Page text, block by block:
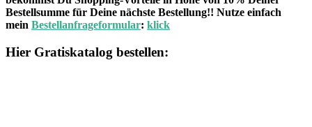
Bestellsumme für Deine nächste Bestellung!! Nutze einfach
mein Bestellanfrageformular: klick
Hier Gratiskatalog bestellen: